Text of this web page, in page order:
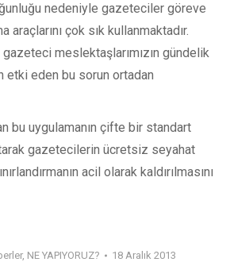
nedeniyle gazeteciler göreve
araçlarını çok sık kullanmaktadır.
meslektaşlarımızın gündelik
etki eden bu sorun ortadan
bu uygulamanın çifte bir standart
gazetecilerin ücretsiz seyahat
acil olarak kaldırılmasını
, NE YAPIYORUZ? 18 Aralık 2013